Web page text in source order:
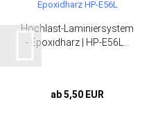
Hochlast-Laminiersystem
- Epoxidharz | HP-E56L...
ab 5,50 EUR